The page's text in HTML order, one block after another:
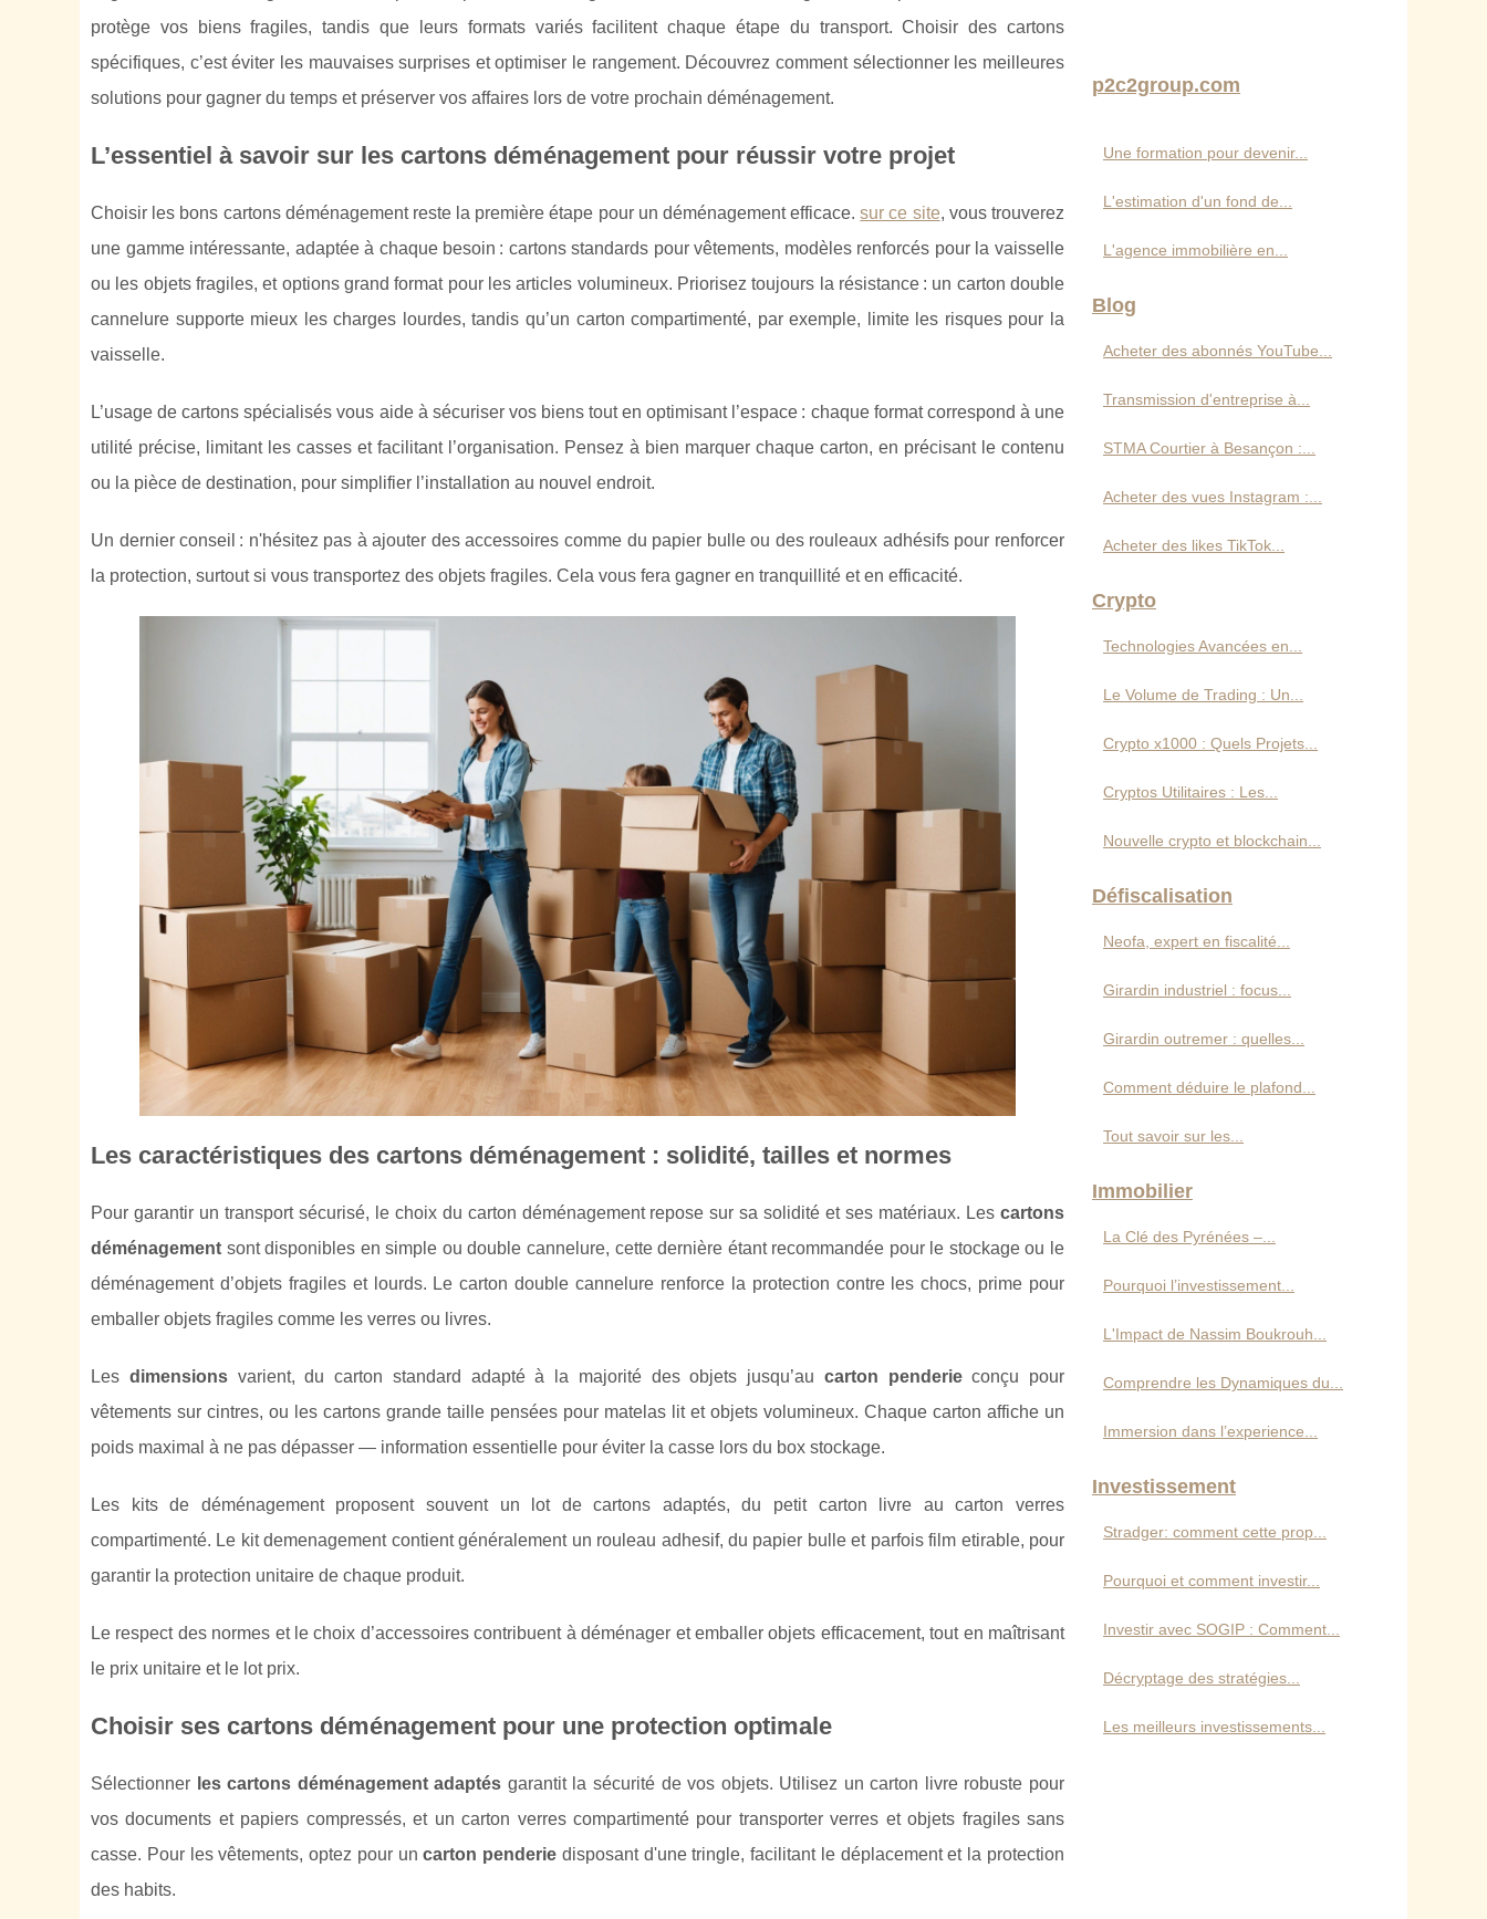
protège vos biens fragiles, tandis que leurs formats variés facilitent chaque étape du transport. Choisir des cartons
spécifiques, c’est éviter les mauvaises surprises et optimiser le rangement. Découvrez comment sélectionner les meilleures
solutions pour gagner du temps et préserver vos affaires lors de votre prochain déménagement.
L’essentiel à savoir sur les cartons déménagement pour réussir votre projet
Choisir les bons cartons déménagement reste la première étape pour un déménagement efficace.sur ce site, vous trouverez
une gamme intéressante, adaptée à chaque besoin : cartons standards pour vêtements, modèles renforcés pour la vaisselle
ou les objets fragiles, et options grand format pour les articles volumineux. Priorisez toujours la résistance : un carton double
cannelure supporte mieux les charges lourdes, tandis qu’un carton compartimenté, par exemple, limite les risques pour la
vaisselle.
L’usage de cartons spécialisés vous aide à sécuriser vos biens tout en optimisant l’espace : chaque format correspond à une
utilité précise, limitant les casses et facilitant l’organisation. Pensez à bien marquer chaque carton, en précisant le contenu
ou la pièce de destination, pour simplifier l’installation au nouvel endroit.
Un dernier conseil : n'hésitez pas à ajouter des accessoires comme du papier bulle ou des rouleaux adhésifs pour renforcer
la protection, surtout si vous transportez des objets fragiles. Cela vous fera gagner en tranquillité et en efficacité.
Les caractéristiques des cartons déménagement : solidité, tailles et normes
Pour garantir un transport sécurisé, le choix du carton déménagement repose sur sa solidité et ses matériaux. Les cartons
déménagement sont disponibles en simple ou double cannelure, cette dernière étant recommandée pour le stockage ou le
déménagement d’objets fragiles et lourds. Le carton double cannelure renforce la protection contre les chocs, prime pour
emballer objets fragiles comme les verres ou livres.
Les dimensionsvarient, du carton standard adapté à la majorité des objets jusqu’au carton penderieconçu pour
vêtements sur cintres, ou les cartons grande taille pensées pour matelas lit et objets volumineux. Chaque carton affiche un
poids maximal à ne pas dépasser — information essentielle pour éviter la casse lors du box stockage.
Les kits de déménagement proposent souvent un lot de cartons adaptés, du petit carton livre au carton verres
compartimenté. Le kit demenagement contient généralement un rouleau adhesif, du papier bulle et parfois film etirable, pour
garantir la protection unitaire de chaque produit.
Le respect des normes et le choix d’accessoires contribuent à déménager et emballer objets efficacement, tout en maîtrisant
le prix unitaire et le lot prix.
Choisir ses cartons déménagement pour une protection optimale
Sélectionner les cartons déménagement adaptés garantit la sécurité de vos objets. Utilisez un carton livre robuste pour
vos documents et papiers compressés, et un carton verres compartimenté pour transporter verres et objets fragiles sans
casse. Pour les vêtements, optez pour uncarton penderie disposant d'une tringle, facilitant le déplacement et la protection
des habits.
p2c2group.com
Une formation pour devenir...
L'estimation d'un fond de...
L'agence immobilière en...
Blog
Acheter des abonnés YouTube...
Transmission d'entreprise à...
STMA Courtier à Besançon :...
Acheter des vues Instagram :...
Acheter des likes TikTok...
Crypto
Technologies Avancées en...
Le Volume de Trading : Un...
Crypto x1000 : Quels Projets...
Cryptos Utilitaires : Les...
Nouvelle crypto et blockchain...
Défiscalisation
Neofa, expert en fiscalité...
Girardin industriel : focus...
Girardin outremer : quelles...
Comment déduire le plafond...
Tout savoir sur les...
Immobilier
La Clé des Pyrénées –...
Pourquoi l’investissement...
L'Impact de Nassim Boukrouh...
Comprendre les Dynamiques du...
Immersion dans l’experience...
Investissement
Stradger: comment cette prop...
Pourquoi et comment investir...
Investir avec SOGIP : Comment...
Décryptage des stratégies...
Les meilleurs investissements...